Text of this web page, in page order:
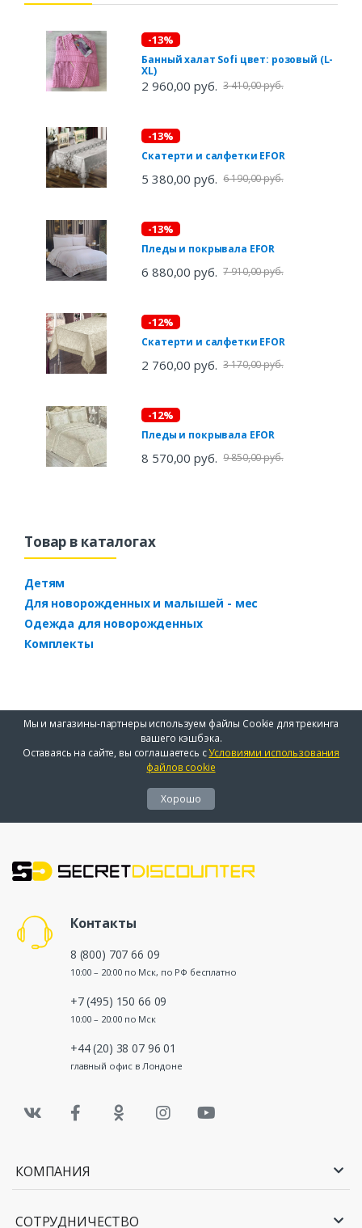
-13%
Банный халат Sofi цвет: розовый (L-
XL)
2 960,00 руб. 3 410,00 руб.
-13%
Скатерти и салфетки EFOR
5 380,00 руб. 6 190,00 руб.
-13%
Пледы и покрывала EFOR
6 880,00 руб. 7 910,00 руб.
-12%
Скатерти и салфетки EFOR
2 760,00 руб. 3 170,00 руб.
-12%
Пледы и покрывала EFOR
8 570,00 руб. 9 850,00 руб.
Товар в каталогах
Детям
Для новорожденных и малышей - мес
Одежда для новорожденных
Комплекты
Мы и магазины-партнеры используем файлы Cookie для трекинга
вашего кэшбэка.
Оставаясь на сайте, вы соглашаетесь сУсловиями использования
файлов cookie
Хорошо
Контакты
8 (800) 707 66 09
10:00 – 20:00 по Мск, по РФ бесплатно
+7 (495) 150 66 09
10:00 – 20:00 по Мск
+44 (20) 38 07 96 01
главный офис в Лондоне
КОМПАНИЯ
СОТРУДНИЧЕСТВО